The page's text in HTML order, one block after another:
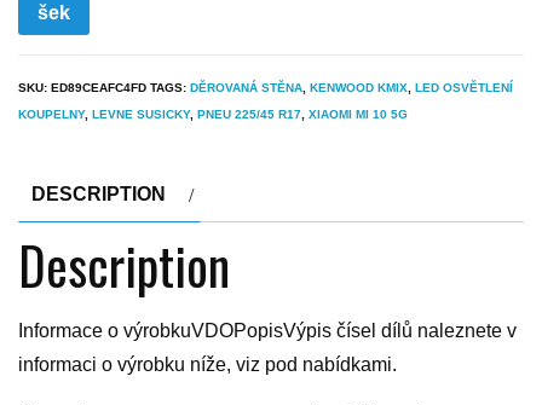
šek
SKU: ED89CEAFC4FD TAGS: DĚROVANÁ STĚNA KENWOOD KMIX LED OSVĚTLENÍ
KOUPELNY, LEVNE SUSICKY, PNEU 225/45 R17 XIAOMI MI 10 5G
DESCRIPTION
Description
Informace o výrobkuVDOPopisVýpis čísel dílů naleznete v
informaci o výrobku níže, viz pod nabídkami.